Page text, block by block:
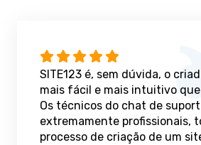
SITE123 é, sem dúvida, o
mais fácil e mais intuitivo
Os técnicos do chat de
extremamente profissionais,
processo de criação de um